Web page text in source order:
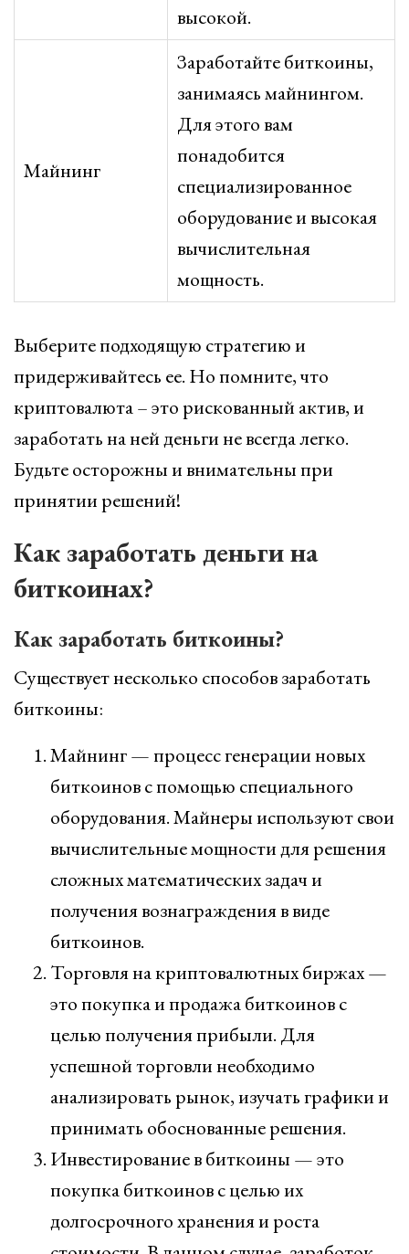
высокой.
Майнинг
Заработайте биткоины,
занимаясь майнингом.
Для этого вам
понадобится
специализированное
оборудование и высокая
вычислительная
мощность.
Выберите подходящую стратегию и
придерживайтесь ее. Но помните, что
криптовалюта – это рискованный актив, и
заработать на ней деньги не всегда легко.
Будьте осторожны и внимательны при
принятии решений!
Как заработать деньги на
биткоинах?
Как заработать биткоины?
Существует несколько способов заработать
биткоины:
Майнинг — процесс генерации новых
биткоинов с помощью специального
оборудования. Майнеры используют свои
вычислительные мощности для решения
сложных математических задач и
получения вознаграждения в виде
биткоинов.
Торговля на криптовалютных биржах —
это покупка и продажа биткоинов с
целью получения прибыли. Для
успешной торговли необходимо
анализировать рынок, изучать графики и
принимать обоснованные решения.
Инвестирование в биткоины — это
покупка биткоинов с целью их
долгосрочного хранения и роста